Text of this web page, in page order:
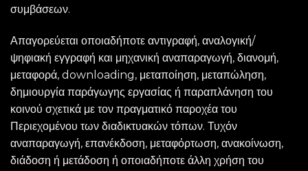
συμβάσεων.
Απαγορεύεται οποιαδήποτε αντιγραφή, αναλογική/
ψηφιακή εγγραφή και μηχανική αναπαραγωγή, διανομή,
μεταφορά, downloading, μεταποίηση, μεταπώληση,
δημιουργία παράγωγης εργασίας ή παραπλάνηση του
κοινού σχετικά με τον πραγματικό παροχέα του
Περιεχομένου των διαδικτυακών τόπων. Τυχόν
αναπαραγωγή, επανέκδοση, μεταφόρτωση, ανακοίνωση,
διάδοση ή μετάδοση ή οποιαδήποτε άλλη χρήση του